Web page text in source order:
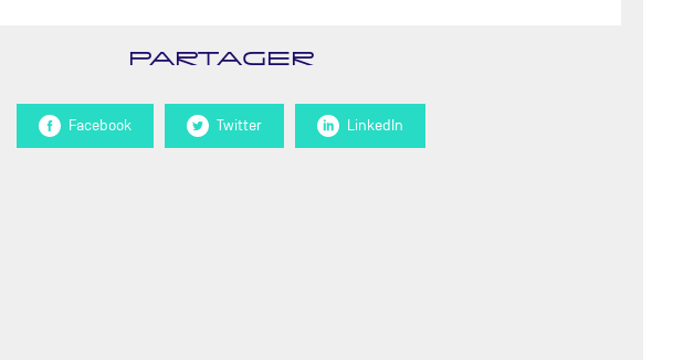
PARTAGER
Facebook Twitter LinkedIn